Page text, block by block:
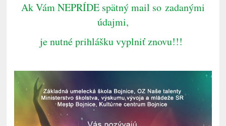
Ak Vám NEPRÍDE spätný mail so zadanými
údajmi,
je nutné prihlášku vyplniť znovu!!!